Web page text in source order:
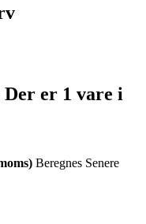
Der er 1 vare i
Beregnes Senere